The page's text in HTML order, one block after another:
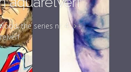
the series nr. 4